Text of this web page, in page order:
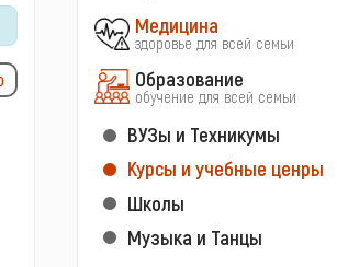
Медицина
здоровье для всей семьи
Образование
обучение для всей семьи
ВУЗы и Техникумы
Курсы и учебные ценры
Школы
Музыка и Танцы